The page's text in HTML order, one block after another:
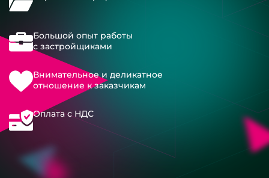
Большой опыт работы
с застройщиками
Внимательное и деликатное
отношение к заказчикам
Оплата с НДС